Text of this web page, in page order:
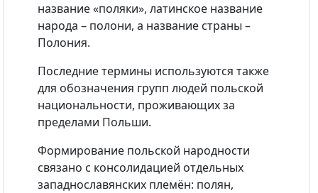
название «поляки», латинское название
народа – полони, а название страны –
Полония.
Последние термины используются также
для обозначения групп людей польской
национальности, проживающих за
пределами Польши.
Формирование польской народности
связано с консолидацией отдельных
западнославянских племён: полян,